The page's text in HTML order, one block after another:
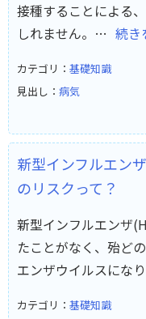
接種することによる
しれません。… 続き
カテゴリ： 基礎知識
見出し： 病気
新型インフルエン
のリスクって？
新型インフルエンザ
たことがなく、殆ど
エンザウイルスにな
カテゴリ： 基礎知識